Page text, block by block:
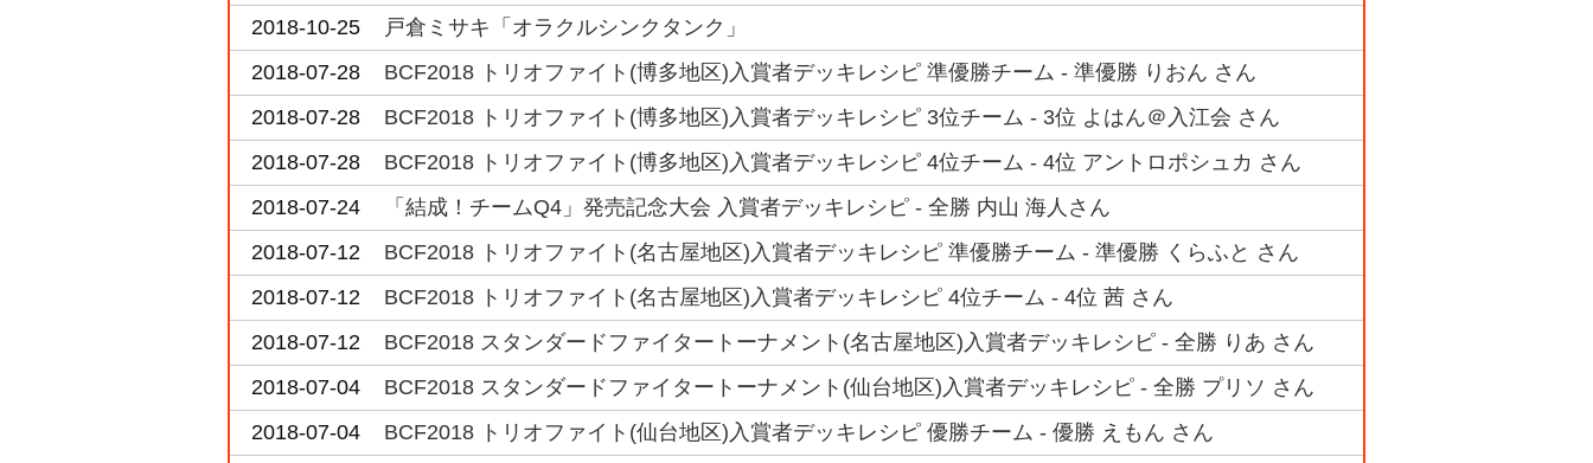
2018-10-25
戸倉ミサキ「オラクルシンクタンク」
2018-07-28
BCF2018 トリオファイト(博多地区)入賞者デッキレシピ 準優勝チーム - 準優勝 りおん さん
2018-07-28
BCF2018 トリオファイト(博多地区)入賞者デッキレシピ 3位チーム - 3位 よはん＠入江会 さん
2018-07-28
BCF2018 トリオファイト(博多地区)入賞者デッキレシピ 4位チーム - 4位 アントロポシュカ さん
2018-07-24
「結成！チームQ4」発売記念大会 入賞者デッキレシピ - 全勝 内山 海人さん
2018-07-12
BCF2018 トリオファイト(名古屋地区)入賞者デッキレシピ 準優勝チーム - 準優勝 くらふと さん
2018-07-12
BCF2018 トリオファイト(名古屋地区)入賞者デッキレシピ 4位チーム - 4位 茜 さん
2018-07-12
BCF2018 スタンダードファイタートーナメント(名古屋地区)入賞者デッキレシピ - 全勝 りあ さん
2018-07-04
BCF2018 スタンダードファイタートーナメント(仙台地区)入賞者デッキレシピ - 全勝 プリソ さん
2018-07-04
BCF2018 トリオファイト(仙台地区)入賞者デッキレシピ 優勝チーム - 優勝 えもん さん